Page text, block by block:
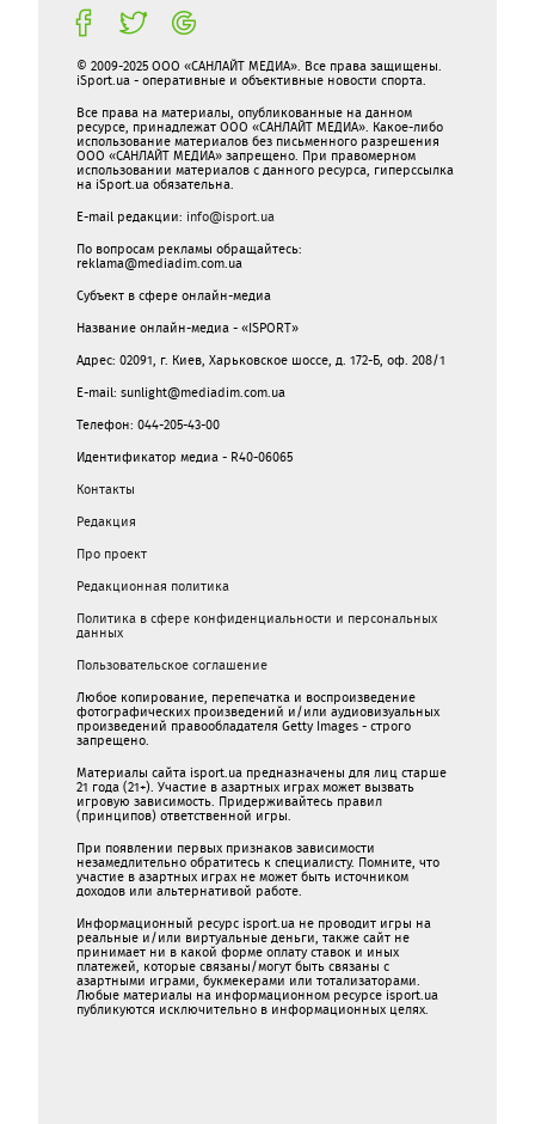
© 2009-2025 ООО «САНЛАЙТ МЕДИА». Все права защищены.
iSport.ua - оперативные и объективные новости спорта.
Все права на материалы, опубликованные на данном
ресурсе, принадлежат ООО «САНЛАЙТ МЕДИА». Какое-либо
использование материалов без письменного разрешения
ООО «САНЛАЙТ МЕДИА» запрещено. При правомерном
использовании материалов с данного ресурса, гиперссылка
на iSport.ua обязательна.
E-mail редакции: info@isport.ua
По вопросам рекламы обращайтесь:
reklama@mediadim.com.ua
Субъект в сфере онлайн-медиа
Название онлайн-медиа - «ISPORT»
Адрес: 02091, г. Киев, Харьковское шоссе, д. 172-Б, оф. 208/1
E-mail: sunlight@mediadim.com.ua
Телефон: 044-205-43-00
Идентификатор медиа - R40-06065
Контакты
Редакция
Про проект
Редакционная политика
Политика в сфере конфиденциальности и персональных
данных
Пользовательское соглашение
Любое копирование, перепечатка и воспроизведение
фотографических произведений и/или аудиовизуальных
произведений правообладателя Getty Images - строго
запрещено.
Материалы сайта isport.ua предназначены для лиц старше
21 года (21+). Участие в азартных играх может вызвать
игровую зависимость. Придерживайтесь правил
(принципов) ответственной игры.
При появлении первых признаков зависимости
незамедлительно обратитесь к специалисту. Помните, что
участие в азартных играх не может быть источником
доходов или альтернативой работе.
Информационный ресурс isport.ua не проводит игры на
реальные и/или виртуальные деньги, также сайт не
принимает ни в какой форме oплaту ставок и иных
платежей, которые связаны/могут быть связаны c
азартными игрaми, букмекерами или тотализаторами.
Любые материалы на информационном ресурсе isport.ua
публикуютcя исключительно в информационных целях.